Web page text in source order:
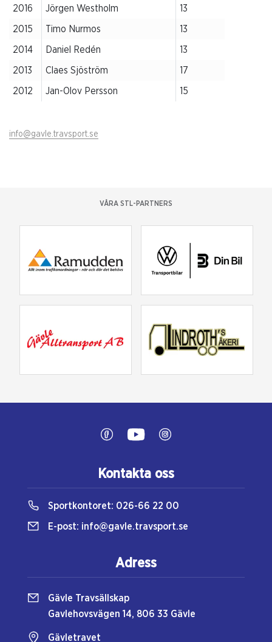
2016 Jörgen Westholm 13
2015 Timo Nurmos 13
2014 Daniel Redén 13
2013 Claes Sjöström 17
2012 Jan-Olov Persson 15
info@gavle.travsport.se
VÅRA STL-PARTNERS
Kontakta oss
Sportkontoret: 026-66 22 00
E-post: info@gavle.travsport.se
Adress
Gävle Travsällskap
Gavlehovsvägen 14, 806 33 Gävle
Gävletravet